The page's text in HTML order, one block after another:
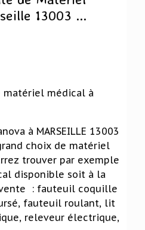
13003 ...
matériel médical à
à MARSEILLE 13003
choix de matériel
trouver par exemple
disponible soit à la
: fauteuil coquille
fauteuil roulant, lit
releveur électrique,